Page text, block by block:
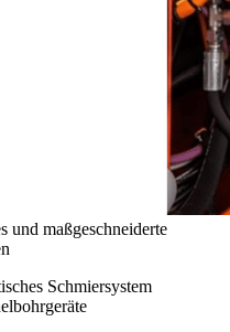
und maßgeschneiderte
Schmiersystem